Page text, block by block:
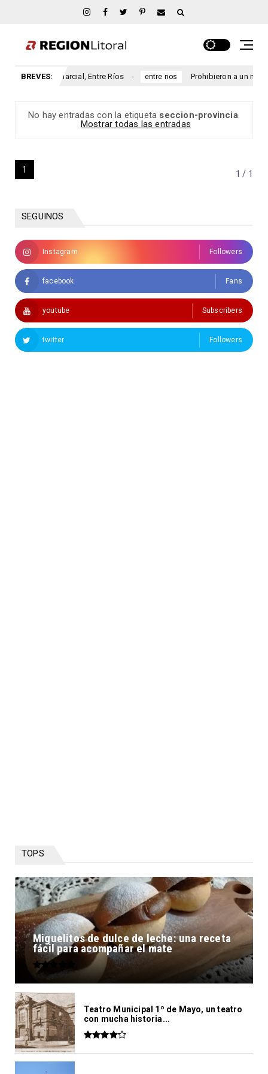
BREVES:
San Marcial, Entre Ríos entre rios Prohibieron a un
No hay entradas con la etiqueta seccion-provincia.
Mostrar todas las entradas
1 / 1
1
SEGUINOS
Instagram Followers
facebook Fans
youtube Subscribers
twitter Followers
TOPS
Miguelitos de dulce de leche: una receta
fácil para acompañar el mate
Teatro Municipal 1º de Mayo, un teatro
con mucha historia...